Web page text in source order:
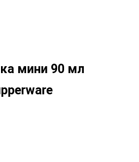
мини 90 мл